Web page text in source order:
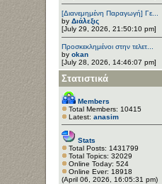
[Διανεμημένη Παραγωγή] Γε...
by Διάλεξις
[July 29, 2026, 21:50:10 pm]
Προσκεκλημένοι στην τελετ...
by okan
[July 28, 2026, 14:46:07 pm]
Στατιστικά
Members
Total Members: 10415
Latest: anasim
Stats
Total Posts: 1431799
Total Topics: 32029
Online Today: 524
Online Ever: 18918
(April 06, 2026, 16:05:31 pm)